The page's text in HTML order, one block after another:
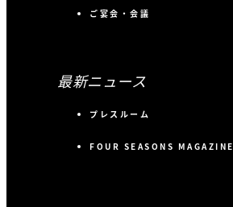
ご宴会・会議
最新ニュース
プレスルーム
FOUR SEASONS MAGAZINE